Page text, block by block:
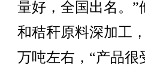
量好，全国出名。
和秸秆原料深加工
万吨左右，“产品很